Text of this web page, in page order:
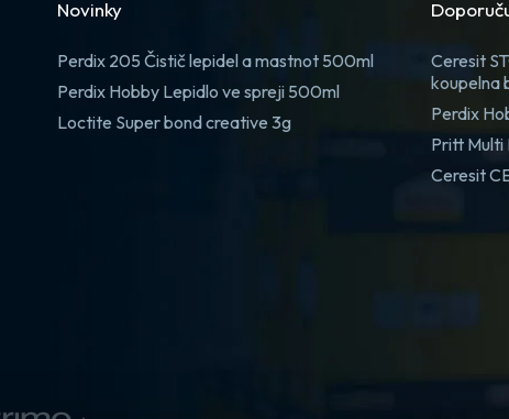
Novinky
Perdix 205 Čistič lepidel a mastnot 500ml
Perdix Hobby Lepidlo ve spreji 500ml
Loctite Super bond creative 3g
Ceresit
koupelna
Perdix
Pritt Multi
Ceresit